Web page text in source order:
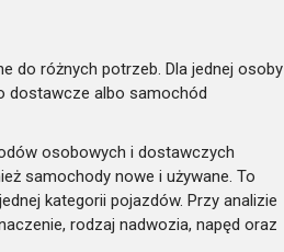
do różnych potrzeb. Dla jednej osoby
dostawcze albo samochód
osobowych i dostawczych
samochody nowe i używane. To
kategorii pojazdów. Przy analizie
rodzaj nadwozia, napęd oraz